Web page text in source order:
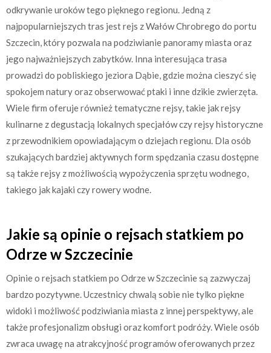
odkrywanie uroków tego pięknego regionu. Jedną z
najpopularniejszych tras jest rejs z Wałów Chrobrego do portu
Szczecin, który pozwala na podziwianie panoramy miasta oraz
jego najważniejszych zabytków. Inna interesująca trasa
prowadzi do pobliskiego jeziora Dąbie, gdzie można cieszyć się
spokojem natury oraz obserwować ptaki i inne dzikie zwierzęta.
Wiele firm oferuje również tematyczne rejsy, takie jak rejsy
kulinarne z degustacją lokalnych specjałów czy rejsy historyczne
z przewodnikiem opowiadającym o dziejach regionu. Dla osób
szukających bardziej aktywnych form spędzania czasu dostępne
są także rejsy z możliwością wypożyczenia sprzętu wodnego,
takiego jak kajaki czy rowery wodne.
Jakie są opinie o rejsach statkiem po
Odrze w Szczecinie
Opinie o rejsach statkiem po Odrze w Szczecinie są zazwyczaj
bardzo pozytywne. Uczestnicy chwalą sobie nie tylko piękne
widoki i możliwość podziwiania miasta z innej perspektywy, ale
także profesjonalizm obsługi oraz komfort podróży. Wiele osób
zwraca uwagę na atrakcyjność programów oferowanych przez